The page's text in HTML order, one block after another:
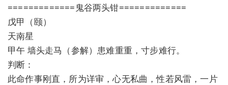
=============鬼谷两头钳=============
戊甲（颐）
天南星
甲午 墙头走马（参解）患难重重，寸步难行。
判断：
此命作事刚直，所为详审，心无私曲，性若风雷，一片